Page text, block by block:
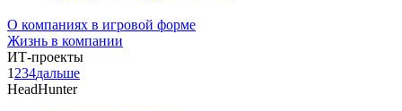
О компаниях в игровой форме
Жизнь в компании
ИТ-проекты
1 234дальше
HeadHunter